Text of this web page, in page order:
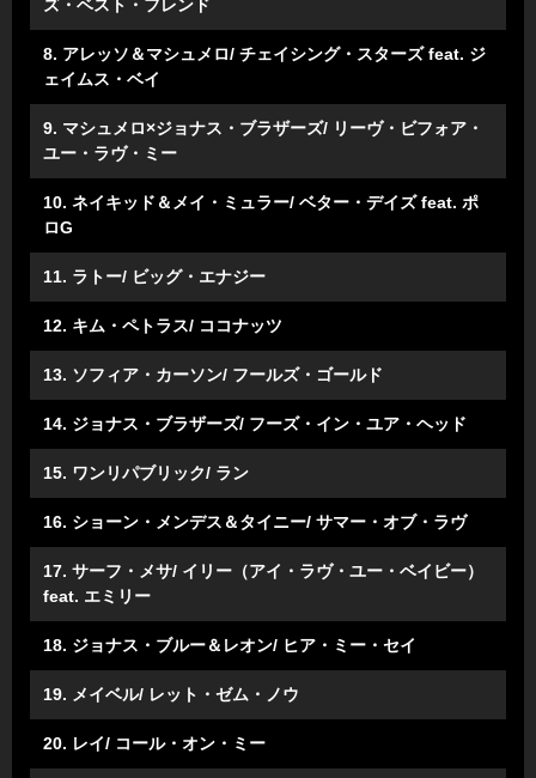
ズ・ベスト・フレンド
8. アレッソ＆マシュメロ/ チェイシング・スターズ feat. ジ
ェイムス・ベイ
9. マシュメロ×ジョナス・ブラザーズ/ リーヴ・ビフォア・
ユー・ラヴ・ミー
10. ネイキッド＆メイ・ミュラー/ ベター・デイズ feat. ポ
ロG
11. ラトー/ ビッグ・エナジー
12. キム・ペトラス/ ココナッツ
13. ソフィア・カーソン/ フールズ・ゴールド
14. ジョナス・ブラザーズ/ フーズ・イン・ユア・ヘッド
15. ワンリパブリック/ ラン
16. ショーン・メンデス＆タイニー/ サマー・オブ・ラヴ
17. サーフ・メサ/ イリー（アイ・ラヴ・ユー・ベイビー）
feat. エミリー
18. ジョナス・ブルー＆レオン/ ヒア・ミー・セイ
19. メイベル/ レット・ゼム・ノウ
20. レイ/ コール・オン・ミー